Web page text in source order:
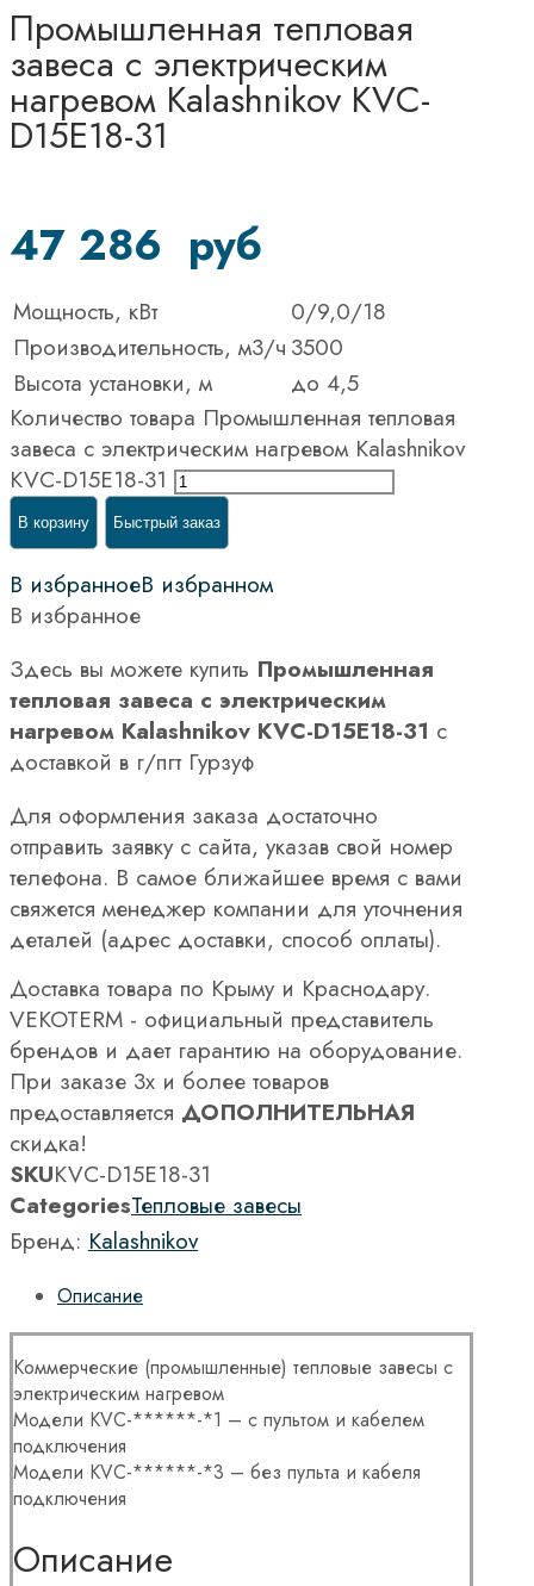
Промышленная тепловая
завеса с электрическим
нагревом Kalashnikov KVC-
D15E18-31
47 286 руб
Мощность, кВт
0/9,0/18
Производительность, м3/ч 3500
Высота установки, м
до 4,5
Количество товара Промышленная тепловая
завеса с электрическим нагревом Kalashnikov
KVC-D15E18-31
В корзину Быстрый заказ
В избранноеВ избранном
В избранное
Здесь вы можете купить Промышленная
тепловая завеса с электрическим
нагревом Kalashnikov KVC-D15E18-31 с
доставкой в г/пгт Гурзуф
Для оформления заказа достаточно
отправить заявку с сайта, указав свой номер
телефона. В самое ближайшее время с вами
свяжется менеджер компании для уточнения
деталей (адрес доставки, способ оплаты).
Доставка товара по Крыму и Краснодару.
VEKOTERM - официальный представитель
брендов и дает гарантию на оборудование.
При заказе 3х и более товаров
предоставляется ДОПОЛНИТЕЛЬНАЯ
скидка!
SKUKVC-D15E18-31
CategoriesТепловые завесы
Бренд: Kalashnikov
Описание
Коммерческие (промышленные) тепловые завесы с
электрическим нагревом
Модели KVC-******-*1 – с пультом и кабелем
подключения
Модели KVC-******-*3 – без пульта и кабеля
подключения
Описание